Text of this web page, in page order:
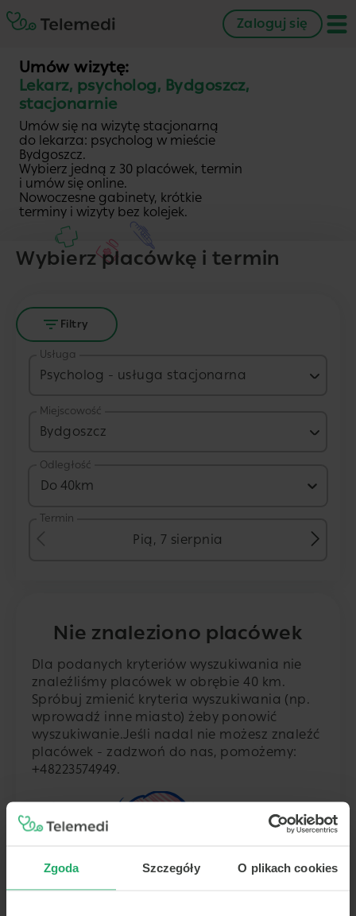
Zgoda Szczegóły O plikach cookies
Zaloguj się
Umów wizytę:
Lekarz, psycholog, Bydgoszcz,
stacjonarnie
Umów się na wizytę stacjonarną
do lekarza: psycholog w mieście
Bydgoszcz.
Wybierz jedną z 30 placówek, termin
i umów się online.
Nowoczesne gabinety, krótkie
terminy i wizyty bez kolejek.
Wybierz placówkę i termin
Filtry
Usługa
Psycholog - usługa stacjonarna
Miejscowość
Bydgoszcz
Odległość
Do 40km
Termin
Pią, 7 sierpnia
Nie znaleziono placówek
Dla podanych kryteriów wyszukiwania nie
znaleźliśmy placówek w obrębie 40 km.
Spróbuj zmienić kryteria wyszukiwania (np.
wprowadź inne miasto) żeby ponowić
wyszukiwanie.Jeśli nadal nie możesz znaleźć
placówek - zadzwoń do nas, pomożemy:
+48223574949.